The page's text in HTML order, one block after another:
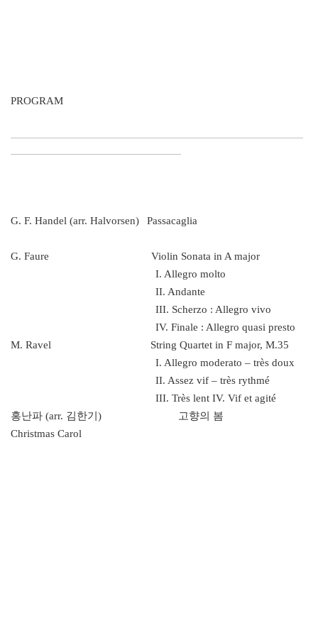
PROGRAM
G. F. Handel (arr. Halvorsen) Passacaglia
G. Faure Violin Sonata in A major
I. Allegro molto
II. Andante
III. Scherzo : Allegro vivo
IV. Finale : Allegro quasi presto
M. Ravel String Quartet in F major, M.35
I. Allegro moderato – très doux
II. Assez vif – très rythmé
III. Très lent IV. Vif et agité
홍난파 (arr. 김한기) 고향의 봄
Christmas Carol